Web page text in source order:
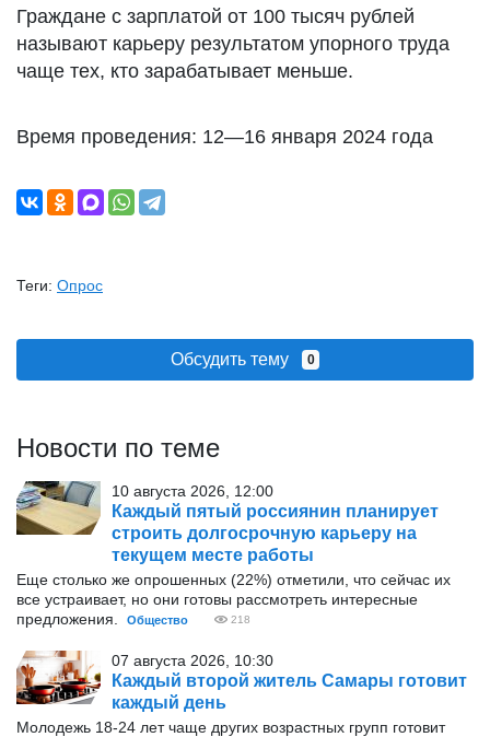
Граждане с зарплатой от 100 тысяч рублей
называют карьеру результатом упорного труда
чаще тех, кто зарабатывает меньше.
Время проведения: 12—16 января 2024 года
Теги: Опрос
Обсудить тему 0
Новости по теме
10 августа 2026, 12:00
Каждый пятый россиянин планирует
строить долгосрочную карьеру на
текущем месте работы
Еще столько же опрошенных (22%) отметили, что сейчас их
все устраивает, но они готовы рассмотреть интересные
предложения.
Общество 218
07 августа 2026, 10:30
Каждый второй житель Самары готовит
каждый день
Молодежь 18-24 лет чаще других возрастных групп готовит